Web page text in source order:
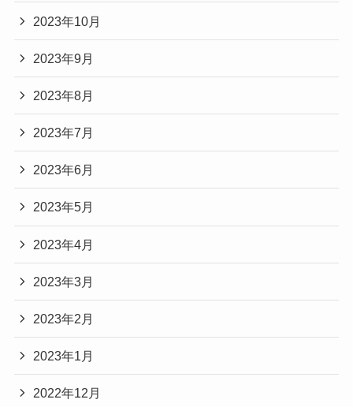
2023年10月
2023年9月
2023年8月
2023年7月
2023年6月
2023年5月
2023年4月
2023年3月
2023年2月
2023年1月
2022年12月